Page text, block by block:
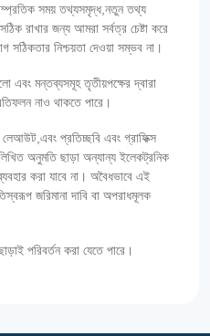
সময় তথ্যসমৃদ্ধ,নতুন তথ্য
রাখার জন্য আমরা সর্বত্র চেষ্টা করে
সঠিকতার নিশ্চয়তা দেওয়া সম্ভব না।
এবং মন্তব্যসমূহ তৃতীয়পক্ষের দ্বারা
নাও থাকতে পারে।
প্রতিচ্ছবি এবং গ্রাফিক্স
অনুমতি ছাড়া অন্যান্য ইলেকট্রনিক
করা যাবে না। অবৈধভাবে এই
জরিমানা দাবি বা অপরাধমূলক
পরিবর্তন করা যেতে পারে।